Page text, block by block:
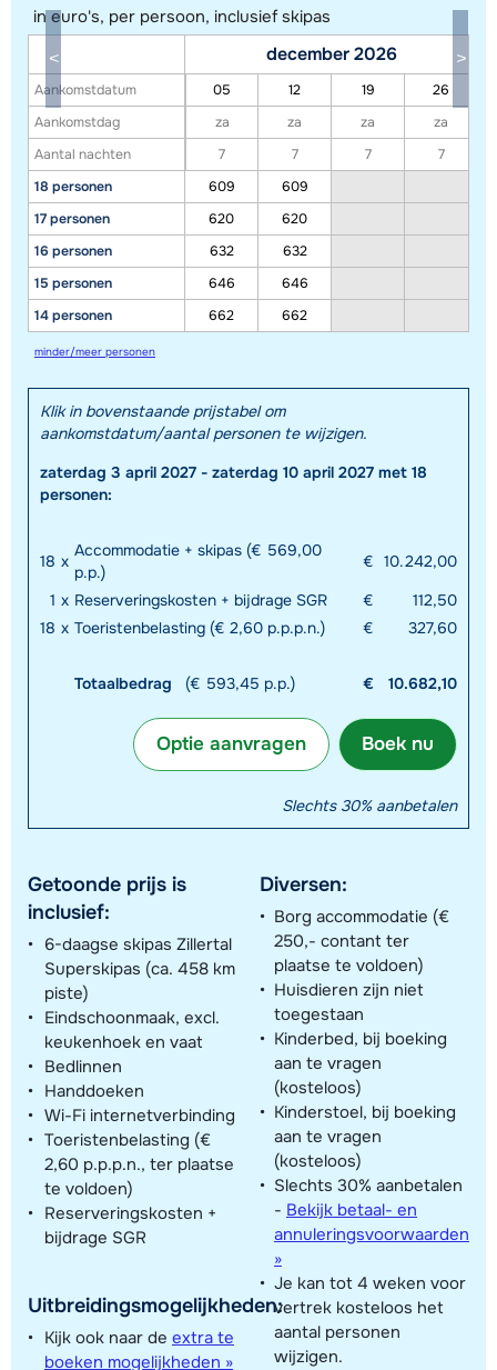
Toon alle accommodaties in dit gebied
Deze kaart geeft een indicatie van de ligging van onze accommodaties. De
exacte locatie kan enigszins afwijken.
in euro's, per persoon, inclusief skipas
Aankomstdatum
Aankomstdag
Aantal nachten
18 personen
17 personen
16 personen
15 personen
14 personen
december 2026
05 12 19
26
za
za za
za
7
7 7
7
609
609
620
620
632
632
646
646
662
662
minder/meer personen
Klik in bovenstaande prijstabel om
aankomstdatum/aantal personen te wijzigen.
zaterdag 3 april 2027 - zaterdag 10 april 2027 met 18
personen:
18 x
Accommodatie + skipas (€ 569,00
p.p.)
€ 10.242,00
1 x Reserveringskosten + bijdrage SGR €
112,50
18 x Toeristenbelasting (€ 2,60 p.p.p.n.) € 327,60
Totaalbedrag (€ 593,45 p.p.) € 10.682,10
Boek nu
Optie aanvragen
Slechts 30% aanbetalen
Getoonde prijs is
inclusief:
6-daagse skipas Zillertal
Superskipas (ca. 458 km
piste)
Eindschoonmaak, excl.
keukenhoek en vaat
Bedlinnen
Handdoeken
Wi-Fi internetverbinding
Toeristenbelasting (€
2,60 p.p.p.n., ter plaatse
te voldoen)
Reserveringskosten +
bijdrage SGR
Uitbreidingsmogelijkheden:
Kijk ook naar de extra te
boeken mogelijkheden »
Diversen:
Borg accommodatie (€
250,- contant ter
plaatse te voldoen)
Huisdieren zijn niet
toegestaan
Kinderbed, bij boeking
aan te vragen
(kosteloos)
Kinderstoel, bij boeking
aan te vragen
(kosteloos)
Slechts 30% aanbetalen
- Bekijk betaal- en
annuleringsvoorwaarden
»
Je kan tot 4 weken voor
vertrek kosteloos het
aantal personen
wijzigen.